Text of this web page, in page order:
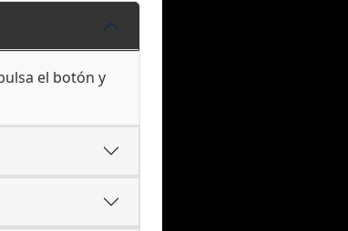
el botón y